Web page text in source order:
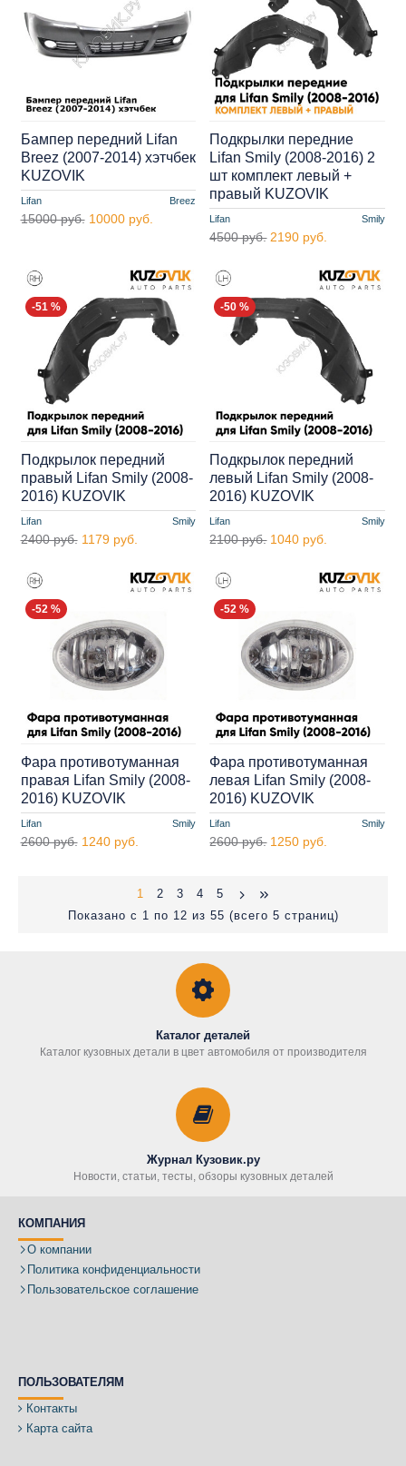
Lifan Breez
Бампер передний Lifan
Breez (2007-2014) хэтчбек
KUZOVIK
15000 руб. 10000 руб. Lifan Smily
Подкрылки передние
Lifan Smily (2008-2016) 2
шт комплект левый +
правый KUZOVIK
4500 руб. 2190 руб.
-51 %
Lifan Smily
Подкрылок передний
правый Lifan Smily (2008-
2016) KUZOVIK
2400 руб. 1179 руб.
-50 %
Lifan Smily
Подкрылок передний
левый Lifan Smily (2008-
2016) KUZOVIK
2100 руб. 1040 руб.
-52 %
Lifan Smily
Фара противотуманная
правая Lifan Smily (2008-
2016) KUZOVIK
2600 руб. 1240 руб.
-52 %
Lifan Smily
Фара противотуманная
левая Lifan Smily (2008-
2016) KUZOVIK
2600 руб. 1250 руб.
1 2 3 4
5
Показано с 1 по 12 из 55 (всего 5 страниц)
Каталог деталей
Каталог кузовных детали в цвет автомобиля от производителя
Журнал Кузовик.ру
Новости, статьи, тесты, обзоры кузовных деталей
КОМПАНИЯ
О компании
Политика конфиденциальности
Пользовательское соглашение
ПОЛЬЗОВАТЕЛЯМ
Контакты
Карта сайта